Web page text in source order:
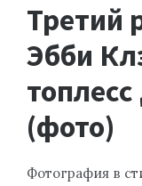
Третий
Эбби
(фото)
Фотография в